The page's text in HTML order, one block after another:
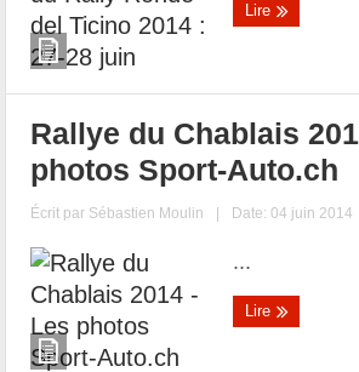
Lire
Rallye du Chablais
photos Sport-Auto.ch
Écrit par Sébastien Moulin | Date: 04 juin 2014
...
Lire